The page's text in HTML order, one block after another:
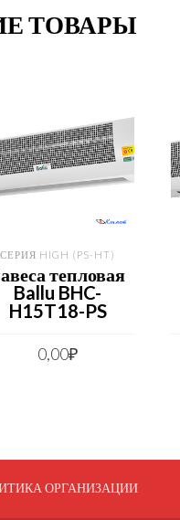
ТОВАРЫ
СЕРИЯ HIGH (PS-HT)
тепловая
Ballu BHC-
H15T18-PS
0,00₽
ОРГАНИЗАЦИИ